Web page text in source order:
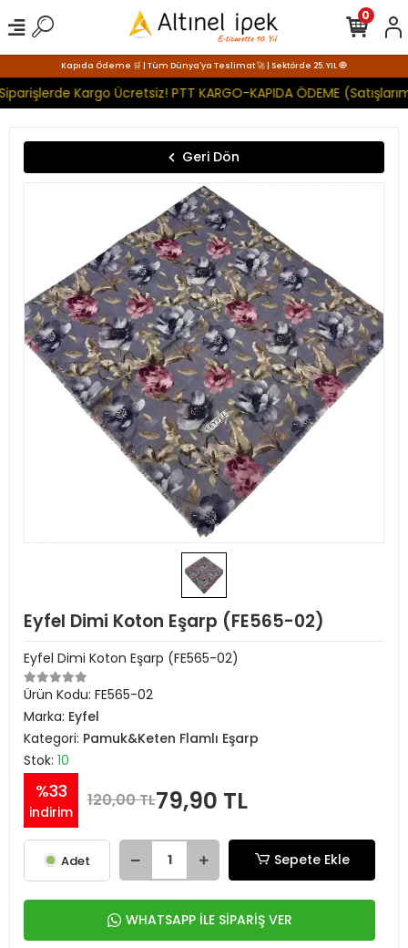
Kapıda Ödeme 🛒 | Tüm Dünya'ya Teslimat 🚀 | Sektörde 25. YIL 🧿
Kargo Ücretsiz! PTT KARGO-KAPIDA ÖDEME
0
Geri Dön
Eyfel Dimi Koton Eşarp (FE565-02)
Eyfel Dimi Koton Eşarp (FE565-02)
Ürün Kodu: FE565-02
Marka: Eyfel
Kategori: Pamuk&Keten Flamlı Eşarp
Stok: 10
%33
indirim
120,00 TL79,90 TL
Adet Sepete Ekle
WHATSAPP İLE SİPARİŞ VER